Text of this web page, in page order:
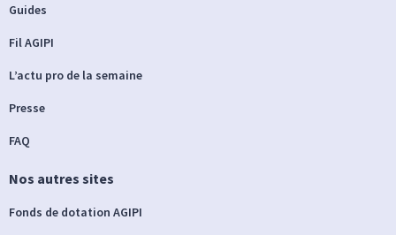
Guides
Fil AGIPI
L’actu pro de la semaine
Presse
FAQ
Nos autres sites
Fonds de dotation AGIPI